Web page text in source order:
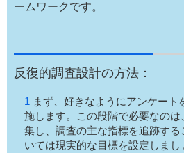
ームワークです。
反復的調査設計の方法：
まず、好きなようにアンケート
施します。この段階で必要なのは
集し、調査の主な指標を追跡す
いては現実的な目標を設定しまし